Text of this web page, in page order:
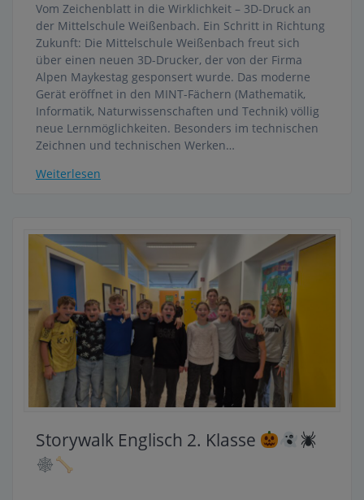
Vom Zeichenblatt in die Wirklichkeit – 3D-Druck an
der Mittelschule Weißenbach. Ein Schritt in Richtung
Zukunft: Die Mittelschule Weißenbach freut sich
über einen neuen 3D-Drucker, der von der Firma
Alpen Maykestag gesponsert wurde. Das moderne
Gerät eröffnet in den MINT-Fächern (Mathematik,
Informatik, Naturwissenschaften und Technik) völlig
neue Lernmöglichkeiten. Besonders im technischen
Zeichnen und technischen Werken…
Weiterlesen
Storywalk Englisch 2. Klasse